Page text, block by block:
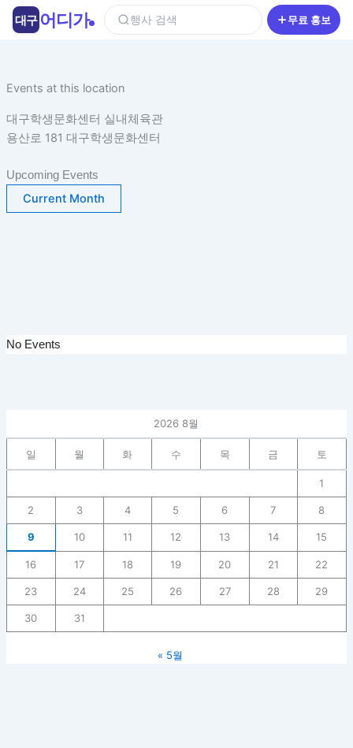
건
뛰
기
Events at this location
대구학생문화센터 실내체육관
용산로 181 대구학생문화센터
Upcoming Events
Current Month
No Events
2026 8월
일 월 화 수 목 금 토
1
2 3 4 5 6 7 8
9 10 11 12 13 14 15
16 17 18 19 20 21 22
23 24 25 26 27 28 29
30 31
« 5월
대구 어디가 행사 검색 무료 홍보